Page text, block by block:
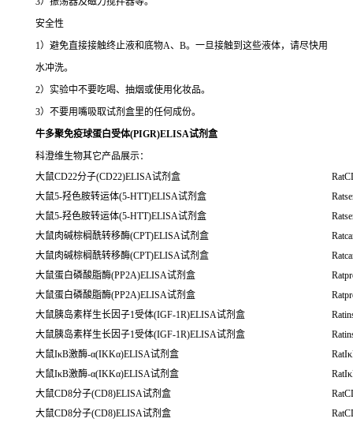
安全性
1）避免直接接触终止液和底物A、B。一旦接触到这些液体，请尽快用
水冲洗。
2）实验中不要吃喝、抽烟或使用化妆品。
3）不要用嘴吸取试剂盒里的任何成份。
牛多聚免疫球蛋白受体(PIGR)ELISA试剂盒
科澄维生物其它产品展示：
大鼠CD22分子(CD22)ELISA试剂盒
大鼠5-羟色胺转运体(5-HTT)ELISA试剂盒
大鼠5-羟色胺转运体(5-HTT)ELISA试剂盒
大鼠肉碱棕榈酰转移酶(CPT)ELISA试剂盒
大鼠肉碱棕榈酰转移酶(CPT)ELISA试剂盒
大鼠蛋白磷酸脂酶(PP2A)ELISA试剂盒
大鼠蛋白磷酸脂酶(PP2A)ELISA试剂盒
大鼠胰岛素样生长因子1受体(IGF-1R)ELISA试剂盒
大鼠胰岛素样生长因子1受体(IGF-1R)ELISA试剂盒
大鼠IκB激酶-α(IKKα)ELISA试剂盒
大鼠IκB激酶-α(IKKα)ELISA试剂盒
大鼠CD8分子(CD8)ELISA试剂盒
大鼠CD8分子(CD8)ELISA试剂盒